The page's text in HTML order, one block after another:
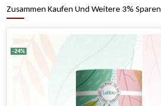
Zusammen Kaufen Und Weitere 3% Sparen
-24%